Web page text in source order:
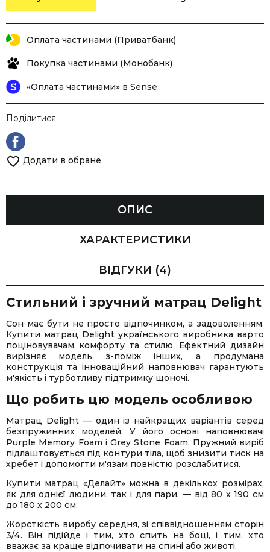
Оплата частинами (Приватбанк)
Покупка частинами (Монобанк)
«Оплата частинами» в Sense
Поділитися:
Додати в обране
ОПИС
ХАРАКТЕРИСТИКИ
ВІДГУКИ (4)
Стильний і зручний матрац Delight
Сон має бути не просто відпочинком, а задоволенням.
Купити матрац Delight українського виробника варто
поціновувачам комфорту та стилю. Ефектний дизайн
вирізняє модель з-поміж інших, а продумана
конструкція та інноваційний наповнювач гарантують
м'якість і турботливу підтримку щоночі.
Що робить цю модель особливою
Матрац Delight — один із найкращих варіантів серед
безпружинних моделей. У його основі наповнювачі
Purple Memory Foam і Grey Stone Foam. Пружний виріб
підлаштовується під контури тіла, щоб знизити тиск на
хребет і допомогти м'язам повністю розслабитися.
Купити матрац «Делайт» можна в декількох розмірах,
як для однієї людини, так і для пари, — від 80 х 190 см
до 180 х 200 см.
Жорсткість виробу середня, зі співвідношенням сторін
3/4. Він підійде і тим, хто спить на боці, і тим, хто
вважає за краще відпочивати на спині або животі.